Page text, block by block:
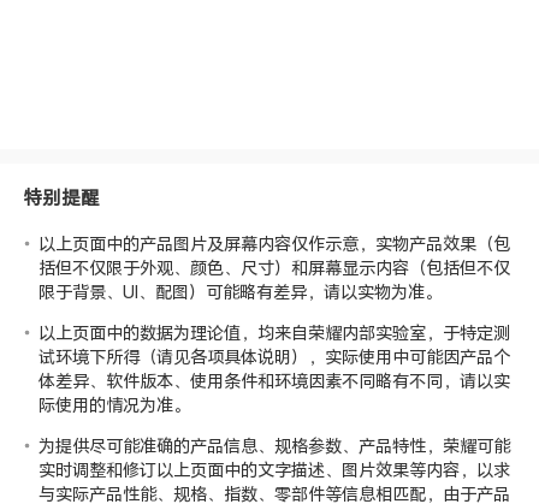
特别提醒
以上页面中的产品图片及屏幕内容仅作示意，实物产品效果（包
括但不仅限于外观、颜色、尺寸）和屏幕显示内容（包括但不仅
限于背景、UI、配图）可能略有差异，请以实物为准。
以上页面中的数据为理论值，均来自荣耀内部实验室，于特定测
试环境下所得（请见各项具体说明），实际使用中可能因产品个
体差异、软件版本、使用条件和环境因素不同略有不同，请以实
际使用的情况为准。
为提供尽可能准确的产品信息、规格参数、产品特性，荣耀可能
实时调整和修订以上页面中的文字描述、图片效果等内容，以求
与实际产品性能、规格、指数、零部件等信息相匹配，由于产品